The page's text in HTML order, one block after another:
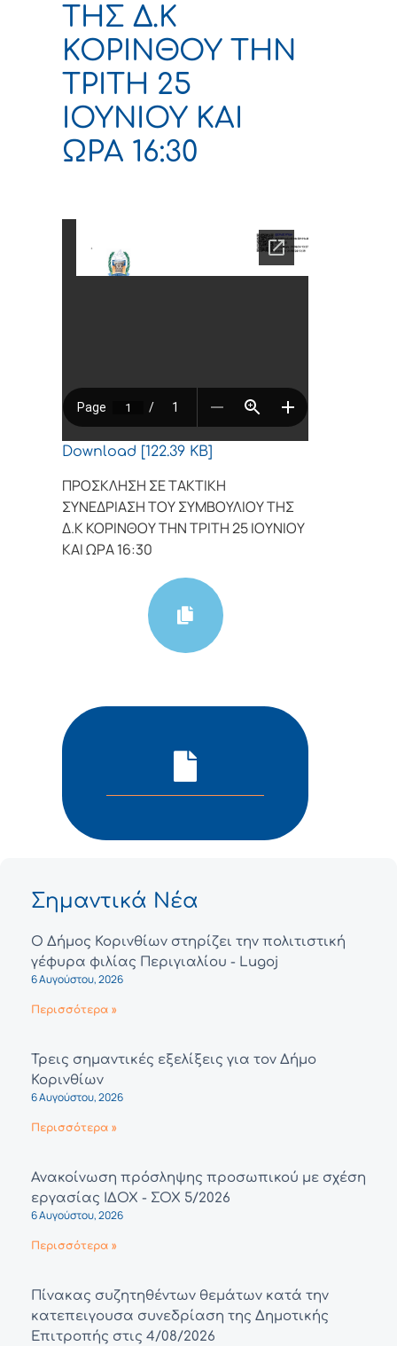
ΤΗΣ Δ.Κ
ΚΟΡΙΝΘΟΥ ΤΗΝ
ΤΡΙΤΗ 25
ΙΟΥΝΙΟΥ ΚΑΙ
ΩΡΑ 16:30
Download [122.39 KB]
ΠΡΟΣΚΛΗΣΗ ΣΕ ΤΑΚΤΙΚΗ
ΣΥΝΕΔΡΙΑΣΗ ΤΟΥ ΣΥΜΒΟΥΛΙΟΥ ΤΗΣ
Δ.Κ ΚΟΡΙΝΘΟΥ ΤΗΝ ΤΡΙΤΗ 25 ΙΟΥΝΙΟΥ
ΚΑΙ ΩΡΑ 16:30
Σημαντικά Νέα
Ο Δήμος Κορινθίων στηρίζει την πολιτιστική
γέφυρα φιλίας Περιγιαλίου - Lugoj
6 Αυγούστου, 2026
Περισσότερα »
Τρεις σημαντικές εξελίξεις για τον Δήμο
Κορινθίων
6 Αυγούστου, 2026
Περισσότερα »
Ανακοίνωση πρόσληψης προσωπικού με σχέση
εργασίας ΙΔΟΧ - ΣΟΧ 5/2026
6 Αυγούστου, 2026
Περισσότερα »
Πίνακας συζητηθέντων θεμάτων κατά την
κατεπειγουσα συνεδρίαση της Δημοτικής
Επιτροπής στις 4/08/2026